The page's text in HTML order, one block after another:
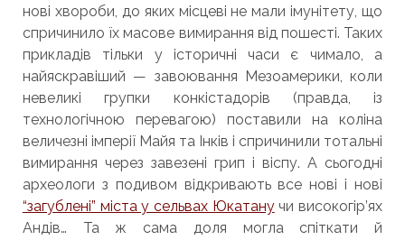
нові хвороби, до яких місцеві не мали імунітету, що
спричинило їх масове вимирання від пошесті. Таких
прикладів тільки у історичні часи є чимало, а
найяскравіший — завоювання Мезоамерики, коли
невеликі групки конкістадорів (правда, із
технологічною перевагою) поставили на коліна
величезні імперії Майя та Інків і спричинили тотальні
вимирання через завезені грип і віспу. А сьогодні
археологи з подивом відкривають все нові і нові
“загублені” міста у сельвах Юкатанучи високогір’ях
Андів… Та ж сама доля могла спіткати й